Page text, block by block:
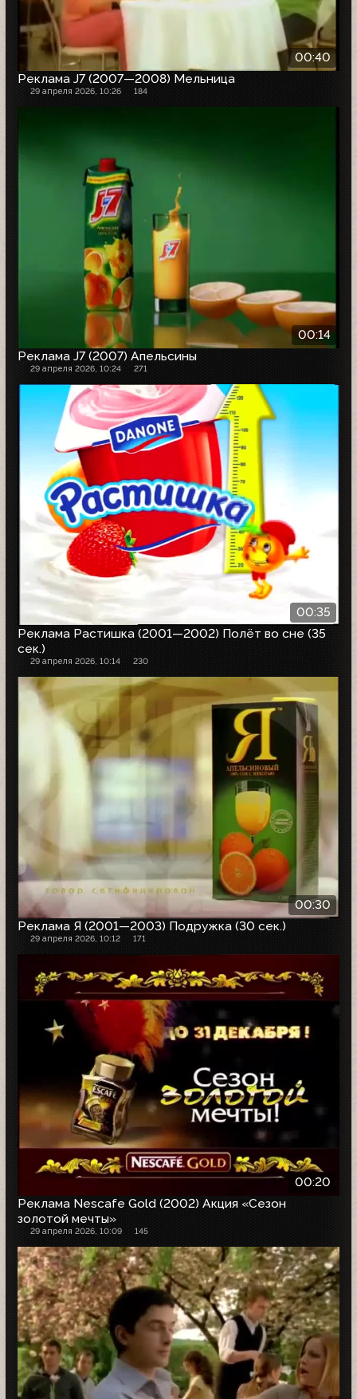
00:40
Реклама J7 (2007—2008) Мельница
29 апреля 2026, 10:26 184
00:14
Реклама J7 (2007) Апельсины
29 апреля 2026, 10:24 271
00:35
Реклама Растишка (2001—2002) Полёт во сне (35
сек.)
29 апреля 2026, 10:14 230
00:30
Реклама Я (2001—2003) Подружка (30 сек.)
29 апреля 2026, 10:12 171
00:20
Реклама Nescafe Gold (2002) Акция «Сезон
золотой мечты»
29 апреля 2026, 10:09 145